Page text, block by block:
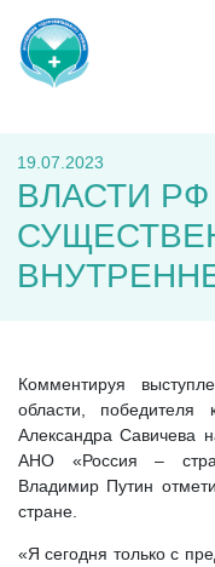
19.07.2023
ВЛАСТИ
Комментируя
области, победителя
Александра Савичева
АНО «Россия –
Владимир Путин
стране.
«Я сегодня только с